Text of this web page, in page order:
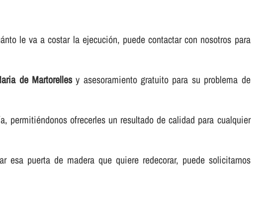
le va a costar la ejecución, puede contactar con nosotros para
de Martorellesy asesoramiento gratuito para su problema de
permitiéndonos ofrecerles un resultado de calidad para cualquier
puerta de madera que quiere redecorar, puede solicitarnos